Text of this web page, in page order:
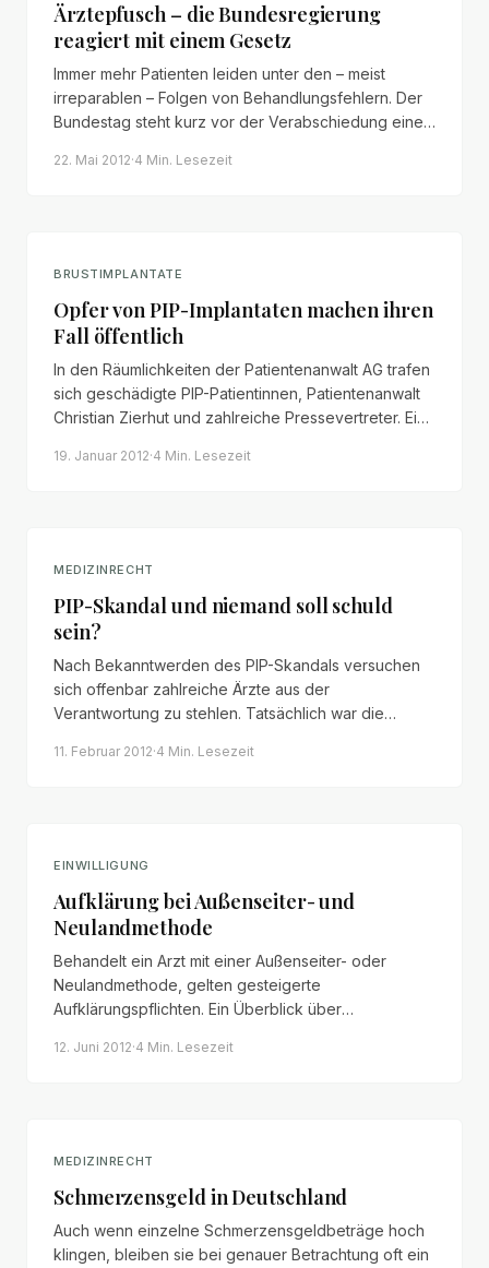
Ärztepfusch – die Bundesregierung
reagiert mit einem Gesetz
Immer mehr Patienten leiden unter den – meist
irreparablen – Folgen von Behandlungsfehlern. Der
Bundestag steht kurz vor der Verabschiedung eines
22. Mai 2012·4 Min. Lesezeit
BRUSTIMPLANTATE
Opfer von PIP-Implantaten machen ihren
Fall öffentlich
In den Räumlichkeiten der Patientenanwalt AG trafen
sich geschädigte PIP-Patientinnen, Patientenanwalt
Christian Zierhut und zahlreiche Pressevertreter. Ein
Betroffenen in den Fokus rückte.
19. Januar 2012·4 Min. Lesezeit
MEDIZINRECHT
PIP-Skandal und niemand soll schuld
sein?
Nach Bekanntwerden des PIP-Skandals versuchen
sich offenbar zahlreiche Ärzte aus der
Verantwortung zu stehlen. Tatsächlich war die
– und die Aufklärungspflichten der Ärzte bleiben
11. Februar 2012·4 Min. Lesezeit
EINWILLIGUNG
Aufklärung bei Außenseiter- und
Neulandmethode
Behandelt ein Arzt mit einer Außenseiter- oder
Neulandmethode, gelten gesteigerte
Aufklärungspflichten. Ein Überblick über
mögliche Schadensersatzansprüche.
12. Juni 2012·4 Min. Lesezeit
MEDIZINRECHT
Schmerzensgeld in Deutschland
Auch wenn einzelne Schmerzensgeldbeträge hoch
klingen, bleiben sie bei genauer Betrachtung oft ein